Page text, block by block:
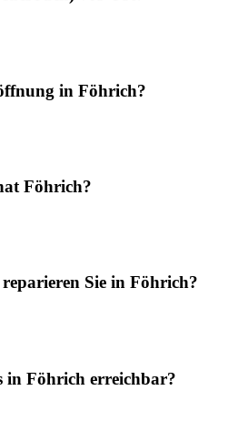
in Föhrich?
Föhrich?
reparieren Sie in Föhrich?
in Föhrich erreichbar?